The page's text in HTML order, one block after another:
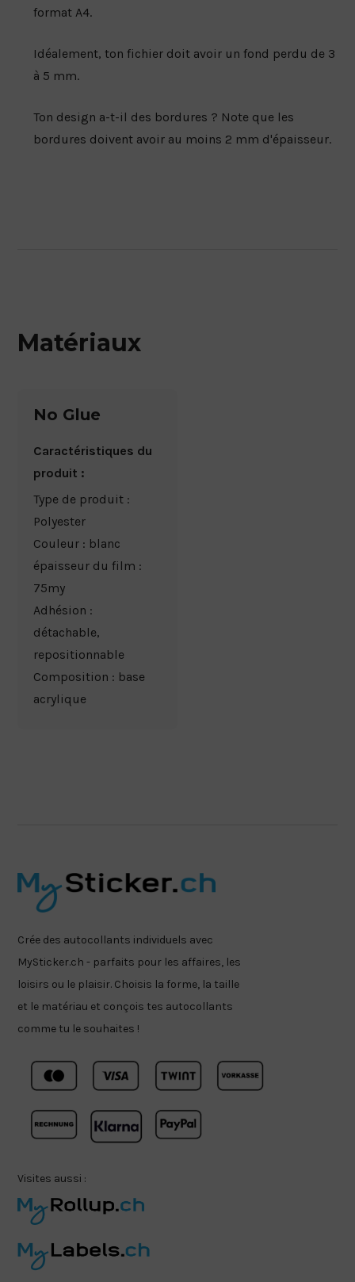
format A4.
Idéalement, ton fichier doit avoir un fond perdu de 3
à 5 mm.
Ton design a-t-il des bordures ? Note que les
bordures doivent avoir au moins 2 mm d'épaisseur.
Matériaux
No Glue
Caractéristiques du
produit :
Type de produit :
Polyester
Couleur : blanc
épaisseur du film :
75my
Adhésion :
détachable,
repositionnable
Composition : base
acrylique
Crée des autocollants individuels avec
MySticker.ch - parfaits pour les affaires, les
loisirs ou le plaisir. Choisis la forme, la taille
et le matériau et conçois tes autocollants
comme tu le souhaites !
Visites aussi :